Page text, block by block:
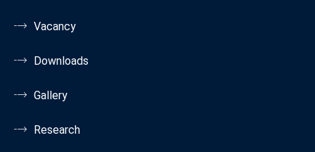
Vacancy
Downloads
Gallery
Research